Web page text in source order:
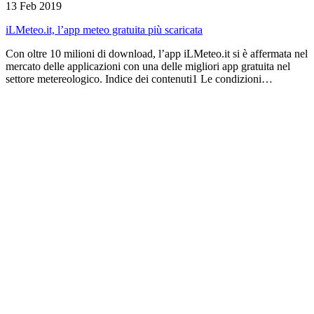
13 Feb 2019
iLMeteo.it, l’app meteo gratuita più scaricata
Con oltre 10 milioni di download, l’app iLMeteo.it si è affermata nel
mercato delle applicazioni con una delle migliori app gratuita nel
settore metereologico. Indice dei contenuti1 Le condizioni…